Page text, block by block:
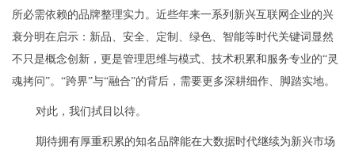
所必需依赖的品牌整理实力。近些年来一系列新兴互联网企业的兴
衰分明在启示：新品、安全、定制、绿色、智能等时代关键词显然
不只是概念创新，更是管理思维与模式、技术积累和服务专业的“灵
魂拷问”。“跨界”与“融合”的背后，需要更多深耕细作、脚踏实地。
对此，我们拭目以待。
期待拥有厚重积累的知名品牌能在大数据时代继续为新兴市场